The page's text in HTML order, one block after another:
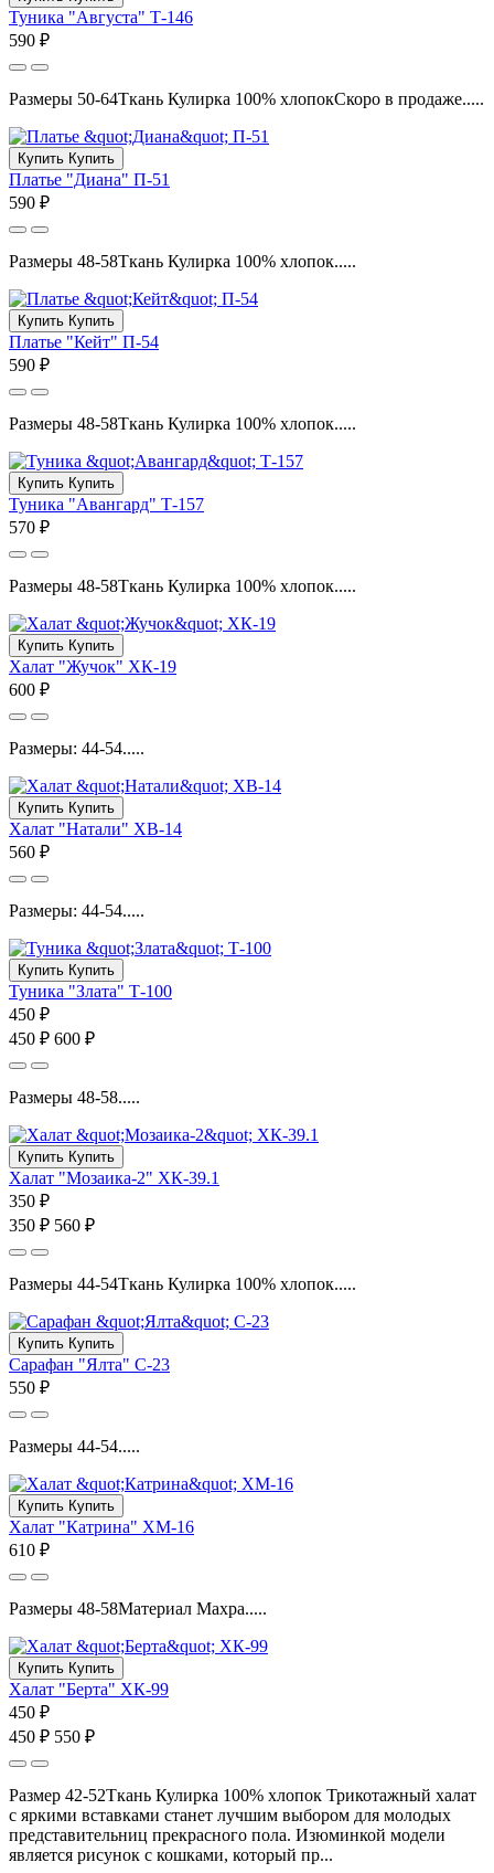
Туника "Августа" Т-146
590 ₽
Размеры 50-64Ткань Кулирка 100% хлопокСкоро в продаже.....
Купить Купить
Платье "Диана" П-51
590 ₽
Размеры 48-58Ткань Кулирка 100% хлопок.....
Купить Купить
Платье "Кейт" П-54
590 ₽
Размеры 48-58Ткань Кулирка 100% хлопок.....
Купить Купить
Туника "Авангард" Т-157
570 ₽
Размеры 48-58Ткань Кулирка 100% хлопок.....
Купить Купить
Халат "Жучок" ХК-19
600 ₽
Размеры: 44-54.....
Купить Купить
Халат "Натали" ХВ-14
560 ₽
Размеры: 44-54.....
Купить Купить
Туника "Злата" Т-100
450 ₽
450 ₽ 600 ₽
Размеры 48-58.....
Купить Купить
Халат "Мозаика-2" ХК-39.1
350 ₽
350 ₽ 560 ₽
Размеры 44-54Ткань Кулирка 100% хлопок.....
Купить Купить
Сарафан "Ялта" С-23
550 ₽
Размеры 44-54.....
Купить Купить
Халат "Катрина" ХМ-16
610 ₽
Размеры 48-58Материал Махра.....
Купить Купить
Халат "Берта" ХК-99
450 ₽
450 ₽ 550 ₽
Размер 42-52Ткань Кулирка 100% хлопок Трикотажный халат
с яркими вставками станет лучшим выбором для молодых
представительниц прекрасного пола. Изюминкой модели
является рисунок с кошками, который пр...